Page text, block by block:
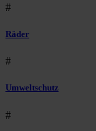
#
Räder
#
Umweltschutz
#